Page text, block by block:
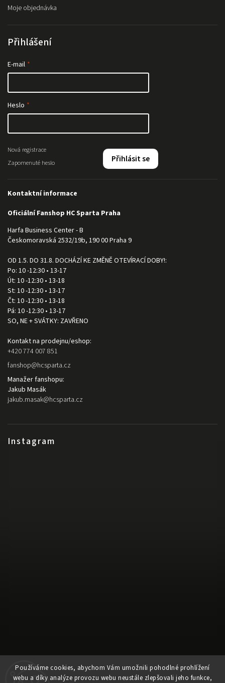
Používáme cookies, abychom Vám umožnili pohodlné prohlížení
webu a díky analýze provozu webu neustále zlepšovali jeho funkce,
Instagram
Sledovat na Instagramu
Moje objednávka
Přihlášení
E-mail
Heslo
Přihlásit se
Nová registrace
Zapomenuté heslo
Kontaktní informace
Oficiální Fanshop HC Sparta Praha
Harfa Business Center - B
Českomoravská 2532/19b, 190 00 Praha 9
OD 1.5. DO 31.8. DOCHÁZÍ KE ZMĚNĚ OTEVÍRACÍ DOBY!:
Po: 10 -12:30 • 13-17
Út: 10 -12:30 • 13-18
St: 10 -12:30 • 13-17
Čt: 10 -12:30 • 13-18
Pá: 10 -12:30 • 13-17
SO, NE + SVÁTKY: ZAVŘENO
Kontakt na prodejnu/eshop:
+420 774 007 851
fanshop@hcsparta.cz
Manažer fanshopu:
Jakub Masák
jakub.masak@hcsparta.cz